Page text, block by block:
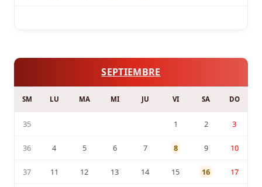
SEPTIEMBRE
SM LU MA MI JU VI SA DO
35 1 2 3
36 4 5 6 7 8 9 10
37 11 12 13 14 15 16 17